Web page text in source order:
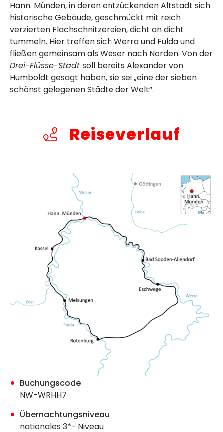
Hann. Münden, in deren entzückenden Altstadt sich
historische Gebäude, geschmückt mit reich
verzierten Flachschnitzereien, dicht an dicht
tummeln. Hier treffen sich Werra und Fulda und
fließen gemeinsam als Weser nach Norden. Von der
Drei-Flüsse-Stadt soll bereits Alexander von
Humboldt gesagt haben, sie sei „eine der sieben
schönst gelegenen Städte der Welt“.
Reiseverlauf
Buchungscode
NW-WRHH7
Übernachtungsniveau
nationales 3*- Niveau